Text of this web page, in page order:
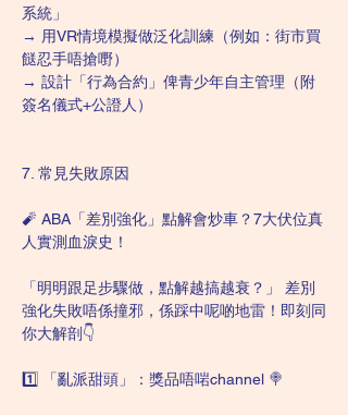
系統」
→ 用VR情境模擬做泛化訓練（例如：街市買
餸忍手唔搶嘢）
→ 設計「行為合約」俾青少年自主管理（附
簽名儀式+公證人）
7. 常見失敗原因
🧨 ABA「差別強化」點解會炒車？7大伏位真
人實測血淚史！
「明明跟足步驟做，點解越搞越衰？」 差別
強化失敗唔係撞邪，係踩中呢啲地雷！即刻同
你大解剖👇
1️⃣ 「亂派甜頭」：獎品唔啱channel 🍭